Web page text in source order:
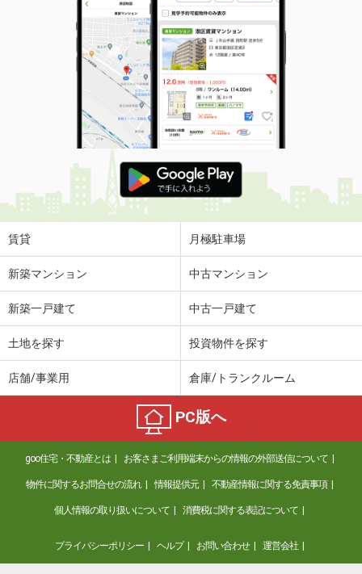
賃貸 月極駐車場
新築マンション 中古マンション
新築一戸建て 中古一戸建て
土地を探す 投資物件を探す
店舗/事業用 倉庫/トランクルーム
PC版へ
goo住宅・不動産とは お客さまご利用端末からの情報の外部送信について
物件に関するお問合せの流れ 情報提供元 不動産情報に関する免責事項
個人情報の取り扱いについて 消費税に関する表記について
プライバシーポリシー ヘルプ お問い合わせ 運営会社